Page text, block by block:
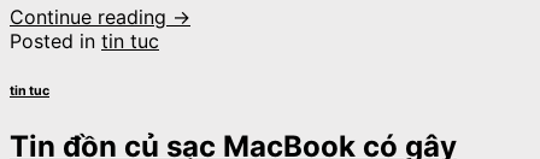
Continue reading →
Posted in tin tuc
tin tuc
Tin đồn củ sạc MacBook có gây